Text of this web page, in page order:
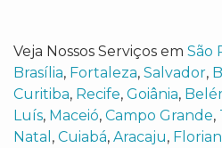
Veja Nossos Serviços em São
Brasília, Fortaleza, Salvador,
Curitiba, Recife, Goiânia,
Luís, Maceió, Campo Grande,
Natal , Cuiabá, Aracaju,